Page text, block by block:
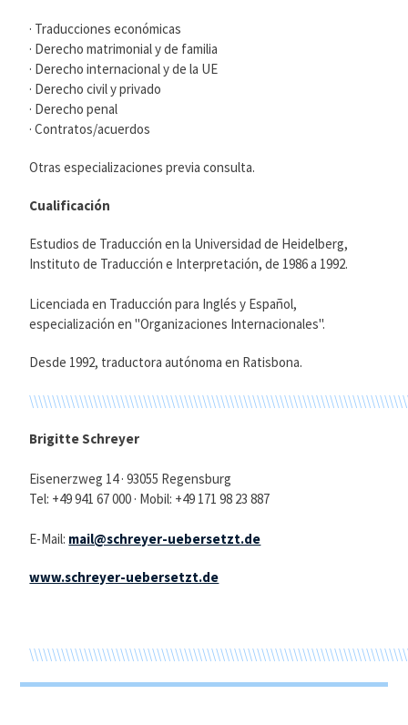
· Traducciones económicas
· Derecho matrimonial y de familia
· Derecho internacional y de la UE
· Derecho civil y privado
· Derecho penal
· Contratos/acuerdos
Otras especializaciones previa consulta.
Cualificación
Estudios de Traducción en la Universidad de Heidelberg,
Instituto de Traducción e Interpretación, de 1986 a 1992.
Licenciada en Traducción para Inglés y Español,
especialización en "Organizaciones Internacionales".
Desde 1992, traductora autónoma en Ratisbona.
Brigitte Schreyer
Eisenerzweg 14 · 93055 Regensburg
Tel: +49 941 67 000 · Mobil: +49 171 98 23 887
E-Mail: mail@schreyer-uebersetzt.de
www.schreyer-uebersetzt.de